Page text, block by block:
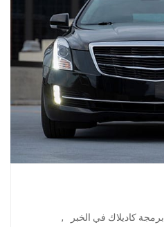
برمجة كاديلاك في الخبر
,